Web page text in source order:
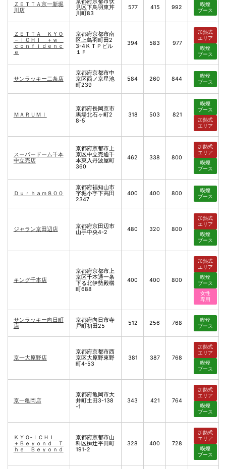
ＺＥＴＴＡ京一新堀
川店
見区下鳥羽東芹
川町83
577 415 992
喫煙
ブース
ＺＥＴＴＡ ＫＹＯ
－ＩＣＨＩ ＋ｗ
ｃｏｎｆｉｄｅｎｃ
ｅ
京都府京都市南
区上鳥羽町田2
3-4ＫＴＰビル
１Ｆ
394 583 977
加熱式
エリア
喫煙
ブース
サンラッキー二条店
京都府京都市中
京区西ノ京星池
町239
584 260 844
喫煙
ブース
ＭＡＲＵＭＩ
京都府長岡京市
馬場北石ヶ町2
8-5
318 503 821
喫煙
ブース
加熱式
エリア
スーパードーム千本
中立売店
京都府京都市上
京区中立売通千
本東入丹波屋町
360
462 338 800
加熱式
エリア
喫煙
ブース
Ｄｕｒｈａｍ８００
京都府福知山市
字堀小字下高田
2347
400 400 800
喫煙
ブース
ジャラン京田辺店
京都府京田辺市
山手中央4-2
480 320 800
加熱式
エリア
喫煙
ブース
キング千本店
京都府京都市上
京区千本通一条
下る北伊勢殿構
町688
400 400 800
加熱式
エリア
喫煙
ブース
女性
専用
サンラッキー向日町
店
京都府向日市寺
戸町初田25
512 256 768
喫煙
ブース
京一大原野店
京都府京都市西
京区大原野東野
町4-53
381 387 768
加熱式
エリア
喫煙
ブース
京一亀岡店
京都府亀岡市大
井町土田3-138
-1
343 421 764
加熱式
エリア
喫煙
ブース
ＫＹＯ‐ＩＣＨＩ
＋Ｂｅｙｏｎｄ Ｔ
ｈｅ Ｂｅｙｏｎｄ
京都府京都市山
科区椥辻平田町
191-2
328 400 728
加熱式
エリア
喫煙
ブース